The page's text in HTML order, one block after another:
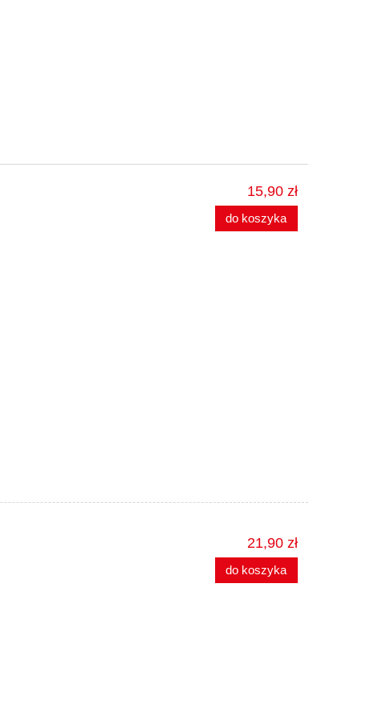
15,90 zł
do koszyka
21,90 zł
do koszyka